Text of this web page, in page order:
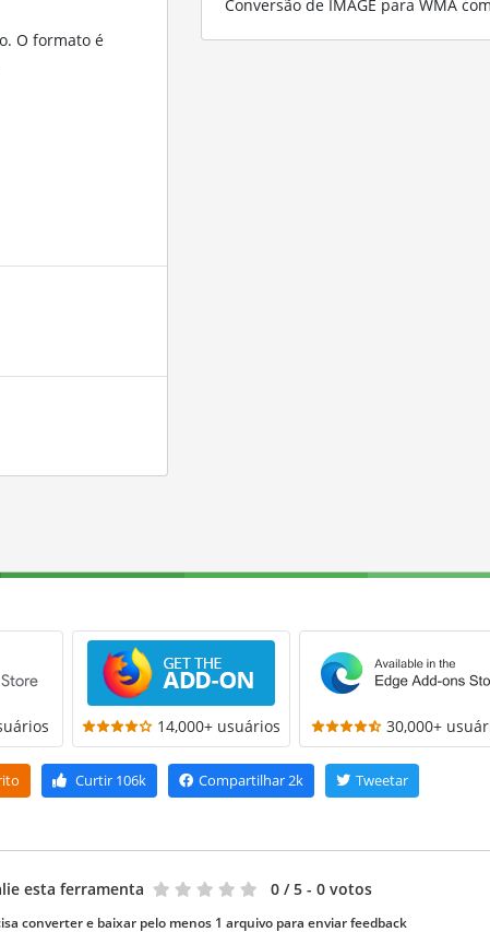
O formato é
Conversão de IMAGE para WMA
14,000+ usuários 30,000+
Curtir106k Compartilhar2k Tweetar
esta ferramenta 0 / 5 - 0 votos
converter e baixar pelo menos 1 arquivo para enviar feedback